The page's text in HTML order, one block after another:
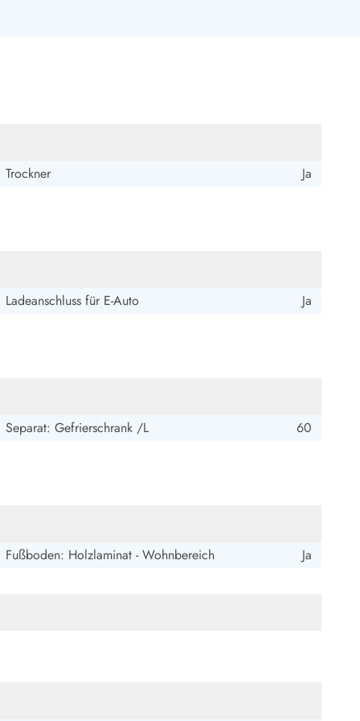
Trockner Ja
Ladeanschluss für E-Auto Ja
Separat: Gefrierschrank /L 60
Fußboden: Holzlaminat - Wohnbereich Ja